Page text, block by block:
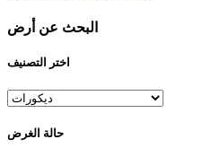
البحث عن أرض
اختر التصنيف
حالة الغرض